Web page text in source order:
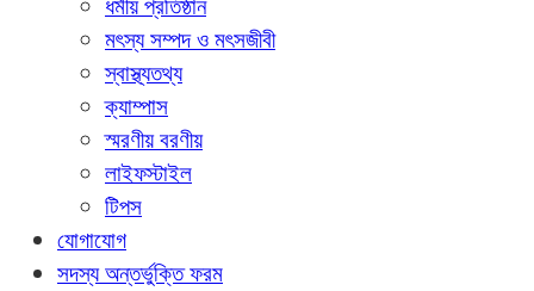
মৎস্য সম্পদ ও মৎসজীবী
স্বাস্থ্যতথ্য
ক্যাম্পাস
স্মরণীয় বরণীয়
লাইফস্টাইল
টিপস
যোগাযোগ
সদস্য অন্তর্ভুক্তি ফরম